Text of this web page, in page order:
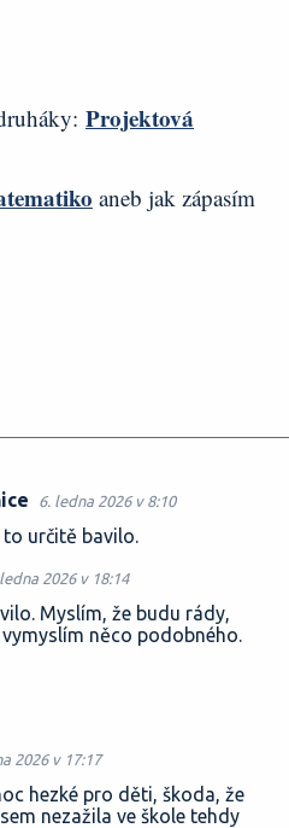
Projektová
aneb jak zápasím
6. ledna 2026 v 8:10
to určitě bavilo.
2026 v 18:14
Myslím, že budu rády,
vymyslím něco podobného.
2026 v 17:17
hezké pro děti, škoda, že
nezažila ve škole tehdy